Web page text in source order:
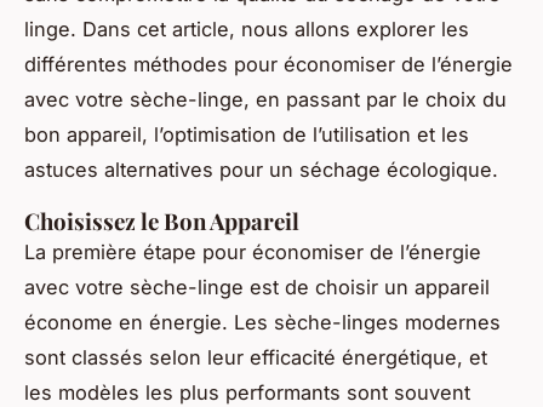
linge. Dans cet article, nous allons explorer les
différentes méthodes pour économiser de l’énergie
avec votre sèche-linge, en passant par le choix du
bon appareil, l’optimisation de l’utilisation et les
astuces alternatives pour un séchage écologique.
Choisissez le Bon Appareil
La première étape pour économiser de l’énergie
avec votre sèche-linge est de choisir un appareil
économe en énergie. Les sèche-linges modernes
sont classés selon leur efficacité énergétique, et
les modèles les plus performants sont souvent